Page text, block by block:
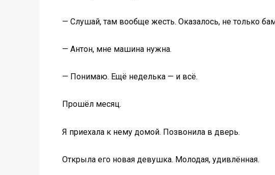
— Слушай, там вообще жесть. Оказалось, не только
— Антон, мне машина нужна.
— Понимаю. Ещё неделька — и всё.
Прошёл месяц.
Я приехала к нему домой. Позвонила в дверь.
Открыла его новая девушка. Молодая, удивлённая.